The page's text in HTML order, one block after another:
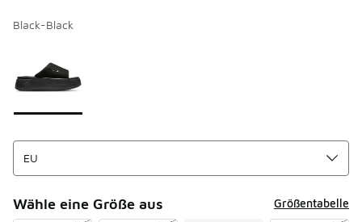
Black-Black
Wähle eine Größe aus Größentabelle